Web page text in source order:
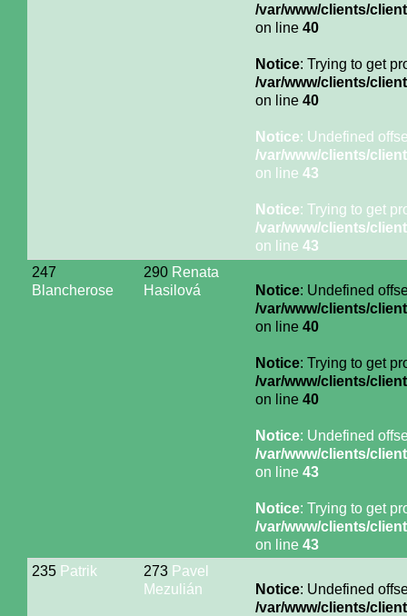
/var/www/clients/
on line 40
Notice: Trying to get
/var/www/clients/
on line 40
Notice: Undefined
/var/www/clients/
on line 43
Notice: Trying to get
/var/www/clients/
on line 43
247
Blancherose
290 Renata
Hasilová
Notice: Undefined
/var/www/clients/
on line 40
Notice: Trying to get
/var/www/clients/
on line 40
Notice: Undefined
/var/www/clients/
on line 43
Notice: Trying to get
/var/www/clients/
on line 43
235 Patrik 273 Pavel
Mezulián
Notice: Undefined
/var/www/clients/